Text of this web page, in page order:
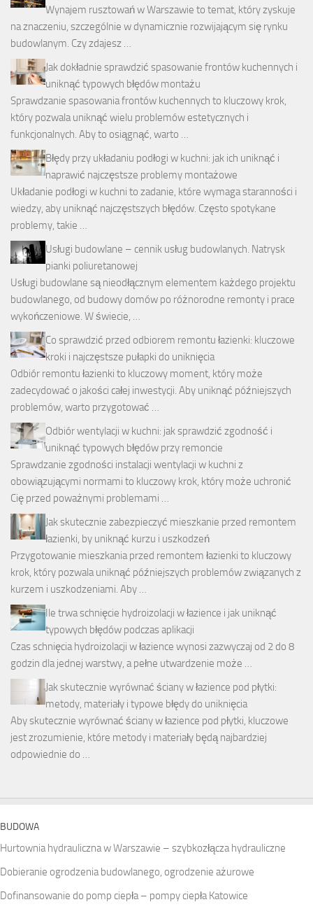
Wynajem rusztowań w Warszawie to temat, który zyskuje
na znaczeniu, szczególnie w dynamicznie rozwijającym się rynku
budowlanym. Czy zdajesz …
Jak dokładnie sprawdzić spasowanie frontów kuchennych i
uniknąć typowych błędów montażu
Sprawdzanie spasowania frontów kuchennych to kluczowy krok,
który pozwala uniknąć wielu problemów estetycznych i
funkcjonalnych. Aby to osiągnąć, warto …
Błędy przy układaniu podłogi w kuchni: jak ich uniknąć i
naprawić najczęstsze problemy montażowe
Układanie podłogi w kuchni to zadanie, które wymaga staranności i
wiedzy, aby uniknąć najczęstszych błędów. Często spotykane
problemy, takie …
Usługi budowlane – cennik usług budowlanych. Natrysk
pianki poliuretanowej
Usługi budowlane są nieodłącznym elementem każdego projektu
budowlanego, od budowy domów po różnorodne remonty i prace
wykończeniowe. W świecie, …
Co sprawdzić przed odbiorem remontu łazienki: kluczowe
kroki i najczęstsze pułapki do uniknięcia
Odbiór remontu łazienki to kluczowy moment, który może
zadecydować o jakości całej inwestycji. Aby uniknąć późniejszych
problemów, warto przygotować …
Odbiór wentylacji w kuchni: jak sprawdzić zgodność i
uniknąć typowych błędów przy remoncie
Sprawdzanie zgodności instalacji wentylacji w kuchni z
obowiązującymi normami to kluczowy krok, który może uchronić
Cię przed poważnymi problemami …
Jak skutecznie zabezpieczyć mieszkanie przed remontem
łazienki, by uniknąć kurzu i uszkodzeń
Przygotowanie mieszkania przed remontem łazienki to kluczowy
krok, który pozwala uniknąć późniejszych problemów związanych z
kurzem i uszkodzeniami. Aby …
Ile trwa schnięcie hydroizolacji w łazience i jak uniknąć
typowych błędów podczas aplikacji
Czas schnięcia hydroizolacji w łazience wynosi zazwyczaj od 2 do 8
godzin dla jednej warstwy, a pełne utwardzenie może …
Jak skutecznie wyrównać ściany w łazience pod płytki:
metody, materiały i typowe błędy do uniknięcia
Aby skutecznie wyrównać ściany w łazience pod płytki, kluczowe
jest zrozumienie, które metody i materiały będą najbardziej
odpowiednie do …
BUDOWA
Hurtownia hydrauliczna w Warszawie – szybkozłącza hydrauliczne
Dobieranie ogrodzenia budowlanego, ogrodzenie ażurowe
Dofinansowanie do pomp ciepła – pompy ciepła Katowice